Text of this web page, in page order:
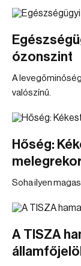
ózonszint
A
valószínű.
Hőség:
Soha ilyen
A TISZA